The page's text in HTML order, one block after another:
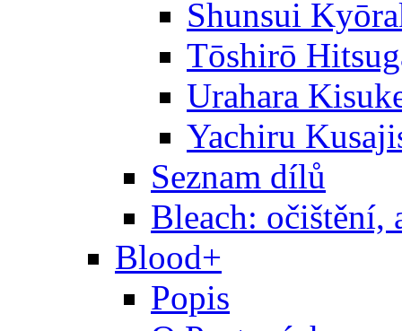
Shunsui
Tōshirō
Urahara
Yachiru
Seznam dílů
Bleach: očištění,
Blood+
Popis